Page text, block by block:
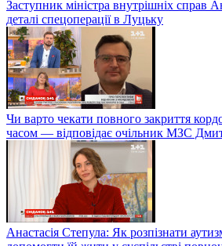
Заступник міністра внутрішніх справ
деталі спецоперації в Луцьку
Чи варто чекати повного закриття
часом — відповідає очільник МЗС
Анастасія Степула: Як розпізнати